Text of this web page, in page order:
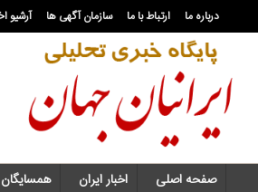
درباره ما ارتباط با ما سازمان آگهی ها آرشیو
صفحه اصلی اخبار ایران همسایگان